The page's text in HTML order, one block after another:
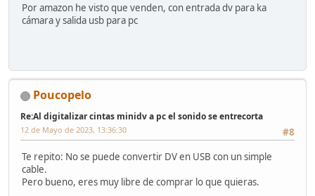
Por amazon he visto que venden, con entrada dv para ka
cámara y salida usb para pc
Poucopelo
Re:Al digitalizar cintas minidv a pc el sonido se entrecorta
#8
12 de Mayo de 2023, 13:36:30
Te repito: No se puede convertir DV en USB con un simple
cable.
Pero bueno, eres muy libre de comprar lo que quieras.